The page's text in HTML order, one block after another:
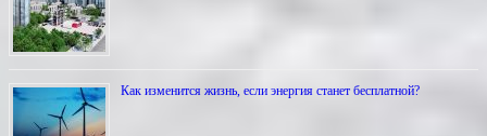
Как изменится жизнь, если энергия станет бесплатной?